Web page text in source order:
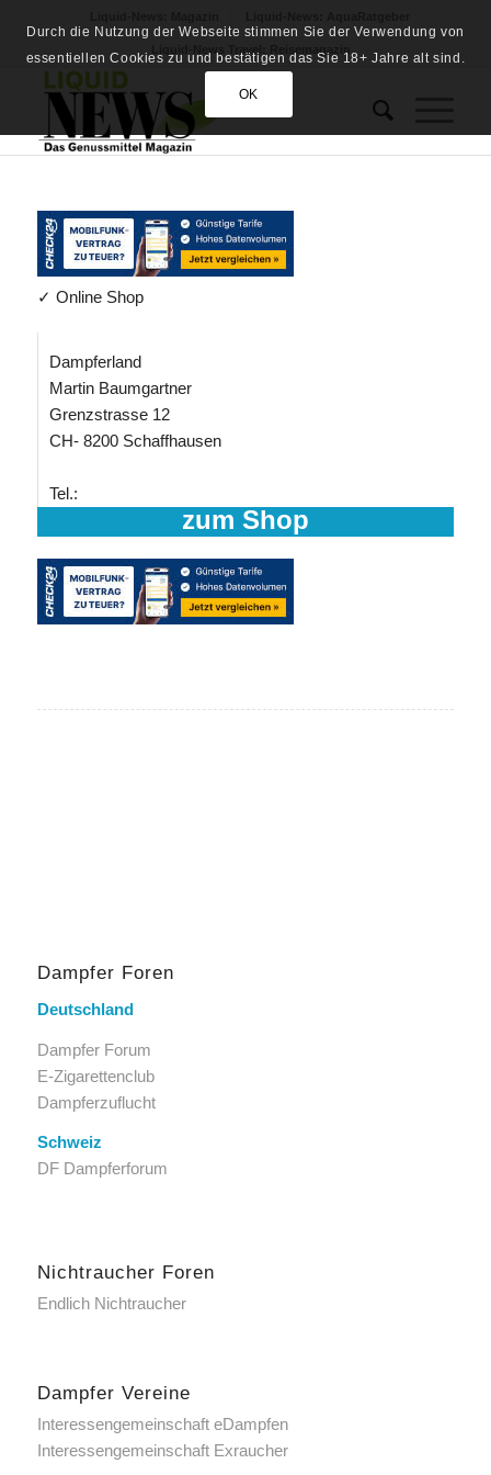
✓ Online Shop
Dampferland
Martin Baumgartner
Grenzstrasse 12
CH- 8200 Schaffhausen
Tel.:
zum Shop
Dampfer Foren
Deutschland
Dampfer Forum
E-Zigarettenclub
Dampferzuflucht
Schweiz
DF Dampferforum
Nichtraucher Foren
Endlich Nichtraucher
Dampfer Vereine
Interessengemeinschaft eDampfen
Interessengemeinschaft Exraucher
Durch die Nutzung der Webseite stimmen Sie der Verwendung von
essentiellen Cookies zu und bestätigen das Sie 18+ Jahre alt sind.
OK